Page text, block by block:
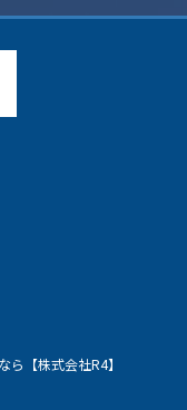
【株式会社R4】